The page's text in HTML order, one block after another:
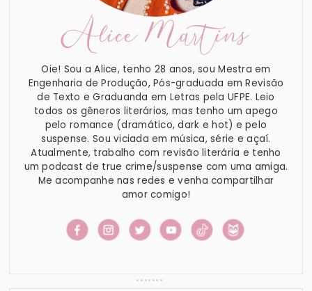
Alice Martins
Oie! Sou a Alice, tenho 28 anos, sou Mestra em
Engenharia de Produção, Pós-graduada em Revisão
de Texto e Graduanda em Letras pela UFPE. Leio
todos os gêneros literários, mas tenho um apego
pelo romance (dramático, dark e hot) e pelo
suspense. Sou viciada em música, série e açaí.
Atualmente, trabalho com revisão literária e tenho
um podcast de true crime/suspense com uma amiga.
Me acompanhe nas redes e venha compartilhar
amor comigo!